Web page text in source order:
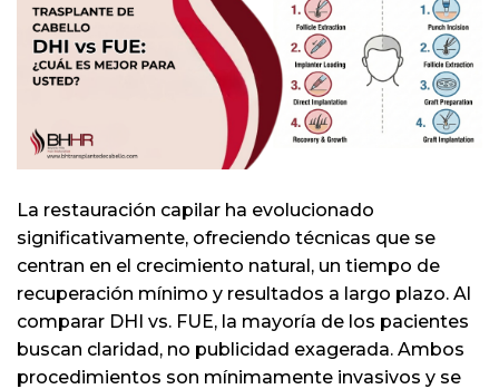
en
cabello de
cabello de
sobre
en
en
La restauración capilar ha evolucionado
significativamente, ofreciendo técnicas que se
centran en el crecimiento natural, un tiempo de
recuperación mínimo y resultados a largo plazo. Al
comparar DHI vs. FUE, la mayoría de los pacientes
buscan claridad, no publicidad exagerada. Ambos
procedimientos son mínimamente invasivos y se